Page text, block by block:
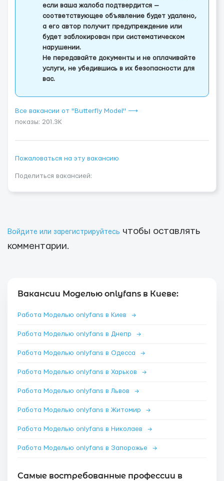
если ваша жалоба подтвердится —
соответствующее объявление будет удалено,
а его автор получит предупреждение или
будет заблокирован при систематическом
нарушении.
Не передавайте документы и не оплачивайте
услуги, не убедившись в их безопасности для
вас.
Все вакансии от "Butterfly Model" ⟶
показы: 201.3K
Пожаловаться на эту вакансию
Поделиться вакансией:
Войдите или зарегистрируйтесь чтобы оставлять
комментарии.
Вакансии Моделью onlyfans в Киеве:
Работа Моделью onlyfans в Киев →
Работа Моделью onlyfans в Днепр →
Работа Моделью onlyfans в Одесса →
Работа Моделью onlyfans в Харьков →
Работа Моделью onlyfans в Львов →
Работа Моделью onlyfans в Житомир →
Работа Моделью onlyfans в Николаев →
Работа Моделью onlyfans в Запорожье →
Самые востребованные профессии в